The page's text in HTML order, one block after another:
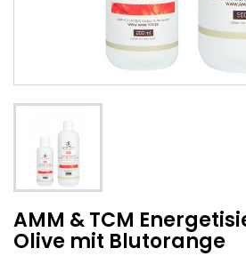
AMM & TCM
Olive mit Blutorange